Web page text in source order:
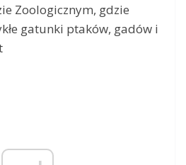
Zoologicznym, gdzie
gatunki ptaków, gadów i